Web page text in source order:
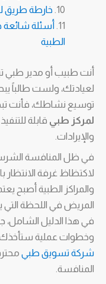
خارطة طريق
أسئلة شائعة
الطبية
أنت طبيب أو مدير
لعيادتك، ولست طالباً
توسيع نشاطك، فأنت
لمركز طبي قابلة
والإيرادات.
في ظل المنافسة الشرسة
لاكتظاظ غرفة الانتظار
والمراكز الطبية أصبح
المريض في اللحظة
في هذا الدليل الشامل،
وخطوات عملية ستأخذك
شركة تسويق طبي
المنافسة.